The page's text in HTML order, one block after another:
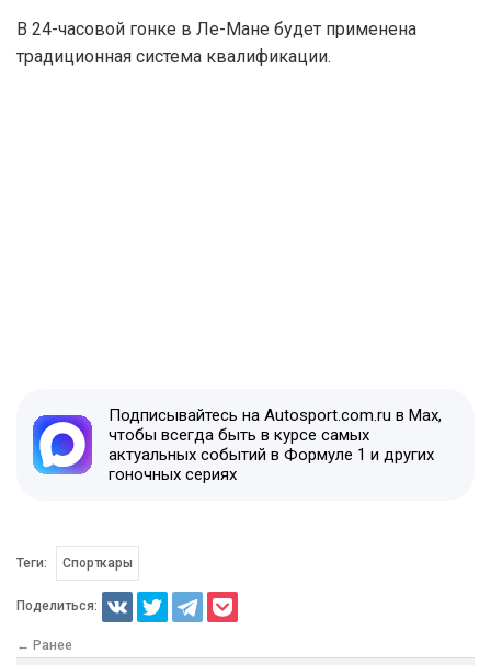
В 24-часовой гонке в Ле-Мане будет применена
традиционная система квалификации.
Подписывайтесь на Autosport.com.ru в Max,
чтобы всегда быть в курсе самых
актуальных событий в Формуле 1 и других
гоночных сериях
Теги: Спорткары
Поделиться:
← Ранее